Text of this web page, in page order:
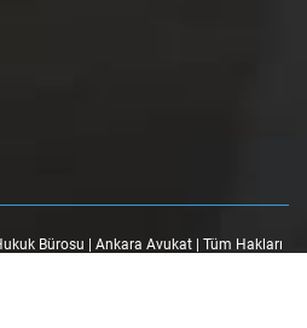
Bürosu | Ankara Avukat | Tüm Hakları